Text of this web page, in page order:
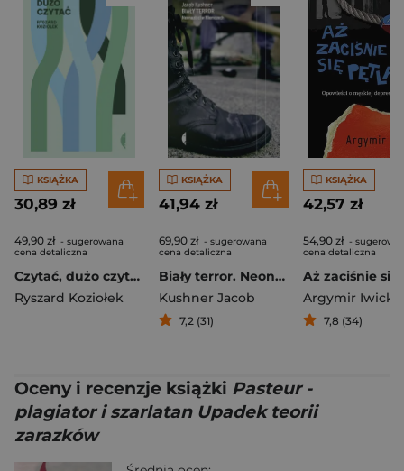
KSIĄŻKA
30,89 zł
49,90 zł - sugerowana
cena detaliczna
Czytać, dużo czytać wyd. 2
Ryszard Koziołek
KSIĄŻKA
41,94 zł
69,90 zł - sugerowana
cena detaliczna
Biały terror. Neonaziści w Niemczech
Kushner Jacob
7,2 (31)
KSIĄŻKA
42,57 zł
54,90 zł -
cena detaliczna
Argymir Iwicki
7,8 (34)
Oceny i recenzje książki Pasteur -
plagiator i szarlatan Upadek teorii
zarazków